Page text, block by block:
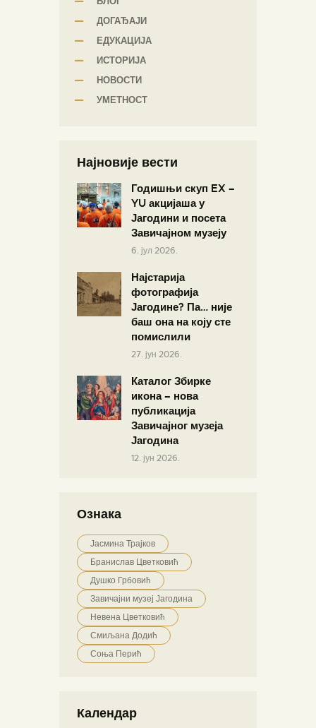
ДОГАЂАЈИ
ЕДУКАЦИЈА
ИСТОРИЈА
НОВОСТИ
УМЕТНОСТ
Најновије вести
Годишњи скуп EX –
YU акцијаша у
Јагодини и посета
Завичајном музеју
6. јул 2026.
Најстарија
фотографија
Јагодине? Па… није
баш она на коју сте
помислили
27. јун 2026.
Каталог Збирке
икона – нова
публикација
Завичајног музеја
Јагодина
12. јун 2026.
Ознака
Јасмина Трајков
Бранислав Цветковић
Душко Грбовић
Завичајни музеј Јагодина
Невена Цветковић
Смиљана Додић
Соња Перић
Календар